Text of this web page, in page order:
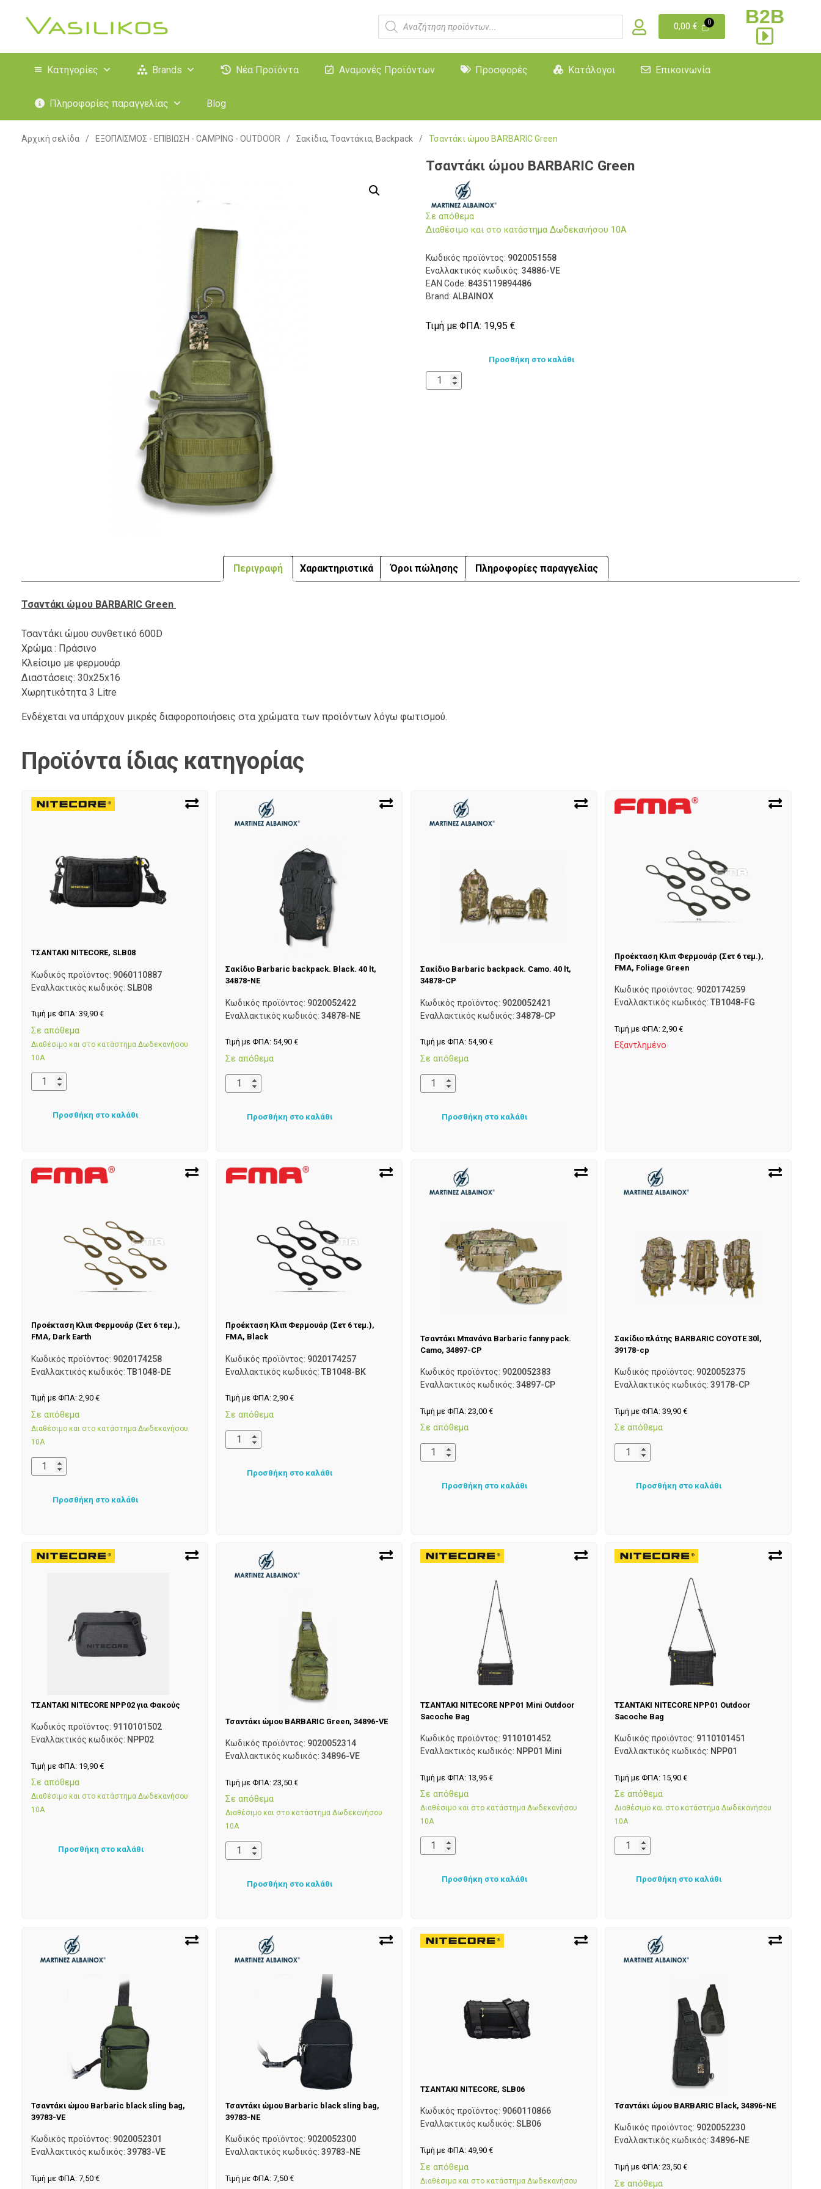
0,00€ B2B
Κατηγορίες Brands Νέα Προϊόντα Αναμονές Προϊόντων Προσφορές Κατάλογοι Επικοινωνία
Πληροφορίες παραγγελίας Blog
Αρχική σελίδα / ΕΞΟΠΛΙΣΜΟΣ - ΕΠΙΒΙΩΣΗ - CAMPING - OUTDOOR / Σακίδια, Τσαντάκια, Backpack / Τσαντάκι ώμου BARBARIC Green
Τσαντάκι ώμου BARBARIC Green
Σε απόθεμα
Διαθέσιμο και στο κατάστημα Δωδεκανήσου 10Α
Κωδικός προϊόντος: 9020051558
Εναλλακτικός κωδικός:34886-VE
EAN Code: 8435119894486
Brand:ALBAINOX
Τιμή με ΦΠΑ: 19,95€
Προσθήκη στο καλάθι
Περιγραφή Χαρακτηριστικά Όροι πώλησης Πληροφορίες παραγγελίας
Τσαντάκι ώμου BARBARIC Green
Τσαντάκι ώμου συνθετικό 600D
Χρώμα : Πράσινο
Κλείσιμο με φερμουάρ
Διαστάσεις: 30x25x16
Χωρητικότητα 3 Litre
Ενδέχεται να υπάρχουν μικρές διαφοροποιήσεις στα χρώματα των προϊόντων λόγω φωτισμού.
Προϊόντα ίδιας κατηγορίας
ΤΣΑΝΤΑΚΙ NITECORE, SLB08
Κωδικός προϊόντος: 9060110887
Εναλλακτικός κωδικός: SLB08
Τιμή με ΦΠΑ: 39,90 €
Σε απόθεμα
Διαθέσιμο και στο κατάστημα Δωδεκανήσου
10Α
Προσθήκη στο καλάθι
Σακίδιο Barbaric backpack. Black. 40 lt,
34878-NE
Κωδικός προϊόντος: 9020052422
Εναλλακτικός κωδικός:34878-NE
Τιμή με ΦΠΑ: 54,90€
Σε απόθεμα
Προσθήκη στο καλάθι
Σακίδιο Barbaric backpack. Camo. 40 lt,
34878-CP
Κωδικός προϊόντος: 9020052421
Εναλλακτικός κωδικός: 34878-CP
Τιμή με ΦΠΑ: 54,90 €
Σε απόθεμα
Προσθήκη στο καλάθι
Προέκταση Κλιπ Φερμουάρ (Σετ 6 τεμ.),
FMA, Foliage Green
Κωδικός προϊόντος: 9020174259
Εναλλακτικός κωδικός:TB1048-FG
Τιμή με ΦΠΑ:2,90€
Εξαντλημένο
Προέκταση Κλιπ Φερμουάρ (Σετ 6 τεμ.),
FMA, Dark Earth
Κωδικός προϊόντος: 9020174258
Εναλλακτικός κωδικός: TB1048-DE
Τιμή με ΦΠΑ: 2,90 €
Σε απόθεμα
Διαθέσιμο και στο κατάστημα Δωδεκανήσου
10Α
Προσθήκη στο καλάθι
Προέκταση Κλιπ Φερμουάρ (Σετ 6 τεμ.),
FMA, Black
Κωδικός προϊόντος: 9020174257
Εναλλακτικός κωδικός:TB1048-BK
Τιμή με ΦΠΑ:2,90€
Σε απόθεμα
Προσθήκη στο καλάθι
Τσαντάκι Μπανάνα Barbaric fanny pack.
Camo, 34897-CP
Κωδικός προϊόντος: 9020052383
Εναλλακτικός κωδικός: 34897-CP
Τιμή με ΦΠΑ: 23,00 €
Σε απόθεμα
Προσθήκη στο καλάθι
Σακίδιο πλάτης BARBARIC COYOTE 30l,
39178-cp
Κωδικός προϊόντος: 9020052375
Εναλλακτικός κωδικός:39178-CP
Τιμή με ΦΠΑ:39,90€
Σε απόθεμα
Προσθήκη στο καλάθι
ΤΣΑΝΤΑΚΙ NITECORE NPP02 για Φακούς
Κωδικός προϊόντος: 9110101502
Εναλλακτικός κωδικός: NPP02
Τιμή με ΦΠΑ: 19,90 €
Σε απόθεμα
Διαθέσιμο και στο κατάστημα Δωδεκανήσου
10Α
Προσθήκη στο καλάθι
Τσαντάκι ώμου BARBARIC Green, 34896-VE
Κωδικός προϊόντος: 9020052314
Εναλλακτικός κωδικός:34896-VE
Τιμή με ΦΠΑ:23,50€
Σε απόθεμα
Διαθέσιμο και στο κατάστημα Δωδεκανήσου
10Α
Προσθήκη στο καλάθι
ΤΣΑΝΤΑΚΙ NITECORE NPP01 Mini Outdoor
Sacoche Bag
Κωδικός προϊόντος: 9110101452
Εναλλακτικός κωδικός: NPP01 Mini
Τιμή με ΦΠΑ: 13,95 €
Σε απόθεμα
Διαθέσιμο και στο κατάστημα Δωδεκανήσου
10Α
Προσθήκη στο καλάθι
ΤΣΑΝΤΑΚΙ NITECORE NPP01 Outdoor
Sacoche Bag
Κωδικός προϊόντος: 9110101451
Εναλλακτικός κωδικός: NPP01
Τιμή με ΦΠΑ: 15,90€
Σε απόθεμα
Διαθέσιμο και στο κατάστημα Δωδεκανήσου
10Α
Προσθήκη στο καλάθι
Τσαντάκι ώμου Barbaric black sling bag,
39783-VE
Κωδικός προϊόντος: 9020052301
Εναλλακτικός κωδικός: 39783-VE
Τιμή με ΦΠΑ: 7,50 €
Τσαντάκι ώμου Barbaric black sling bag,
39783-NE
Κωδικός προϊόντος: 9020052300
Εναλλακτικός κωδικός:39783-NE
Τιμή με ΦΠΑ:7,50€
ΤΣΑΝΤΑΚΙ NITECORE, SLB06
Κωδικός προϊόντος: 9060110866
Εναλλακτικός κωδικός: SLB06
Τιμή με ΦΠΑ: 49,90 €
Σε απόθεμα
Διαθέσιμο και στο κατάστημα Δωδεκανήσου
Τσαντάκι ώμου BARBARIC Black, 34896-NE
Κωδικός προϊόντος: 9020052230
Εναλλακτικός κωδικός:34896-NE
Τιμή με ΦΠΑ:23,50€
Σε απόθεμα